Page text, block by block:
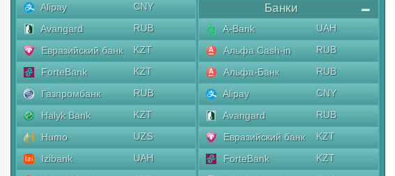
Alipay
CNY
Avangard
RUB
Евразийский банк
KZT
ForteBank
KZT
Газпромбанк
RUB
Halyk Bank
KZT
Humo
UZS
Izibank
UAH
Банки
A-Bank
UAH
Альфа Cash-in
RUB
Альфа-Банк
RUB
Alipay
CNY
Avangard
RUB
Евразийский банк
KZT
ForteBank
KZT